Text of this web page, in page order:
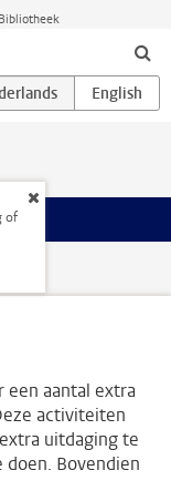
Bibliotheek
of
een aantal extra
activiteiten
uitdaging te
Bovendien